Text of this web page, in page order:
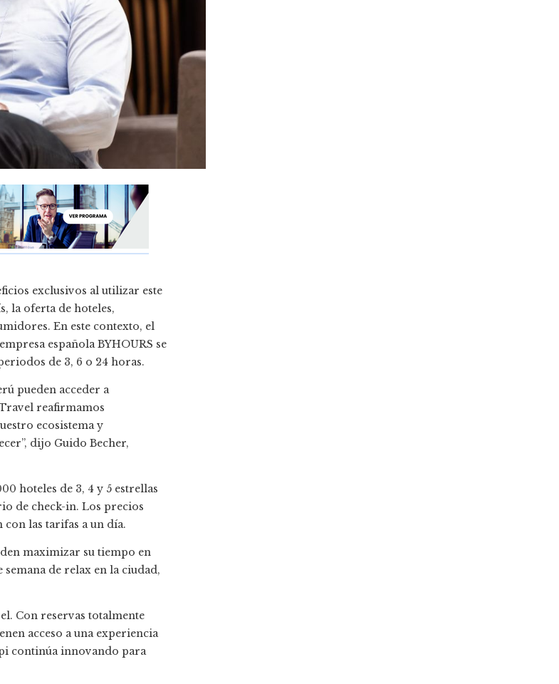
exclusivos al utilizar este
la oferta de hoteles,
En este contexto, el
española BYHOURS se
de 3, 6 o 24 horas.
pueden acceder a
reafirmamos
ecosistema y
dijo Guido Becher,
hoteles de 3, 4 y 5 estrellas
de check-in. Los precios
las tarifas a un día.
maximizar su tiempo en
de relax en la ciudad,
Con reservas totalmente
acceso a una experiencia
continúa innovando para